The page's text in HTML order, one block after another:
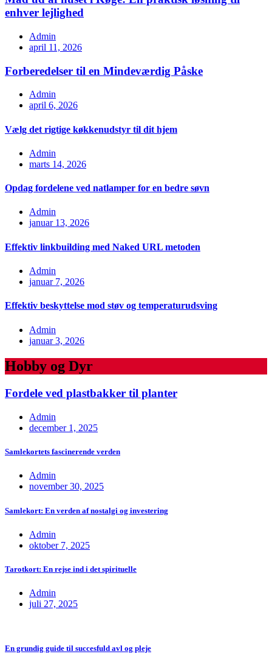
enhver lejlighed
Admin
april 11, 2026
Forberedelser til en Mindeværdig Påske
Admin
april 6, 2026
Vælg det rigtige køkkenudstyr til dit hjem
Admin
marts 14, 2026
Opdag fordelene ved natlamper for en bedre søvn
Admin
januar 13, 2026
Effektiv linkbuilding med Naked URL metoden
Admin
januar 7, 2026
Effektiv beskyttelse mod støv og temperaturudsving
Admin
januar 3, 2026
Hobby og Dyr
Fordele ved plastbakker til planter
Admin
december 1, 2025
Samlekortets fascinerende verden
Admin
november 30, 2025
Samlekort: En verden af nostalgi og investering
Admin
oktober 7, 2025
Tarotkort: En rejse ind i det spirituelle
Admin
juli 27, 2025
En grundig guide til succesfuld avl og pleje